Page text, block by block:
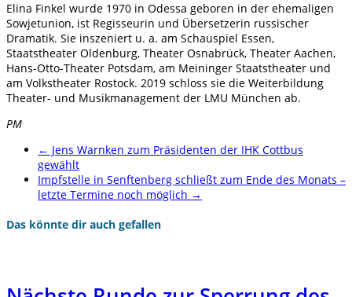
Elina Finkel wurde 1970 in Odessa geboren in der ehemaligen
Sowjetunion, ist Regisseurin und Übersetzerin russischer
Dramatik. Sie inszeniert u. a. am Schauspiel Essen,
Staatstheater Oldenburg, Theater Osnabrück, Theater Aachen,
Hans-Otto-Theater Potsdam, am Meininger Staatstheater und
am Volkstheater Rostock. 2019 schloss sie die Weiterbildung
Theater- und Musikmanagement der LMU München ab.
PM
← Jens Warnken zum Präsidenten der IHK Cottbus
gewählt
Impfstelle in Senftenberg schließt zum Ende des Monats –
letzte Termine noch möglich →
Das könnte dir auch gefallen